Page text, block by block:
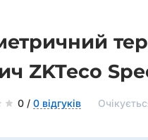
ZKTeco
0 / 0 відгуків